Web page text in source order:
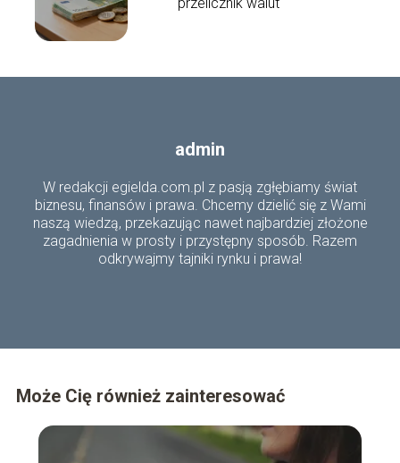
admin
W redakcji egielda.com.pl z pasją zgłębiamy świat
biznesu, finansów i prawa. Chcemy dzielić się z Wami
naszą wiedzą, przekazując nawet najbardziej złożone
zagadnienia w prosty i przystępny sposób. Razem
odkrywajmy tajniki rynku i prawa!
Może Cię również zainteresować